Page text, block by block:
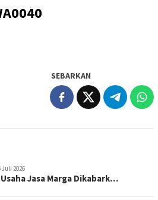
SEBARKAN
Juli 2026
Jasa Marga Dikabark…